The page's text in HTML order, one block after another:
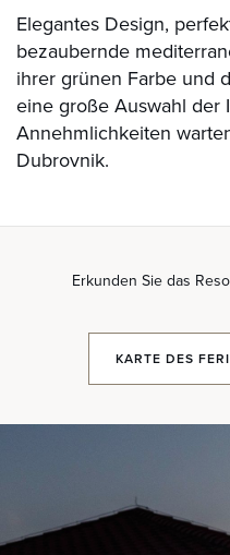
Elegantes Design,
bezaubernde
ihrer grünen Farbe und
eine große Auswahl der
Annehmlichkeiten
Dubrovnik.
Erkunden Sie das
KARTE DES